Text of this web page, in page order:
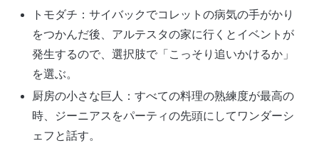
トモダチ：サイバックでコレットの病気の手がかり
をつかんだ後、アルテスタの家に行くとイベントが
発生するので、選択肢で「こっそり追いかけるか」
を選ぶ。
厨房の小さな巨人：すべての料理の熟練度が最高の
時、ジーニアスをパーティの先頭にしてワンダーシ
ェフと話す。